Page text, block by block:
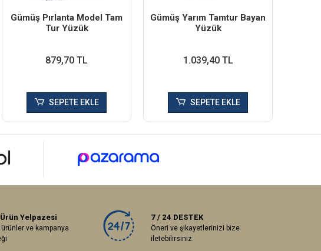
Gümüş Pırlanta Model Tam
Tur Yüzük
879,70 TL
SEPETE EKLE
Gümüş Yarım Tamtur Bayan
Yüzük
1.039,40 TL
SEPETE EKLE
Yelpazesi
ve kampanya
7 / 24 DESTEK
Öneri ve şikayetlerinizi bize
iletebilirsiniz.